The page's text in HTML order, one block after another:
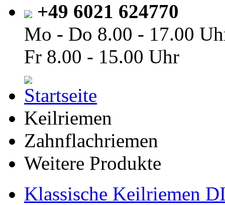
+49 6021 624770
Mo - Do 8.00 - 17.00
Fr 8.00 - 15.00 Uhr
Keilriemen
Zahnflachriemen
Weitere Produkte
Klassische Keilriemen